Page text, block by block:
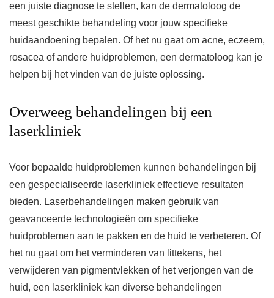
een juiste diagnose te stellen, kan de dermatoloog de
meest geschikte behandeling voor jouw specifieke
huidaandoening bepalen. Of het nu gaat om acne, eczeem,
rosacea of andere huidproblemen, een dermatoloog kan je
helpen bij het vinden van de juiste oplossing.
Overweeg behandelingen bij een
laserkliniek
Voor bepaalde huidproblemen kunnen behandelingen bij
een gespecialiseerde laserkliniek effectieve resultaten
bieden. Laserbehandelingen maken gebruik van
geavanceerde technologieën om specifieke
huidproblemen aan te pakken en de huid te verbeteren. Of
het nu gaat om het verminderen van littekens, het
verwijderen van pigmentvlekken of het verjongen van de
huid, een laserkliniek kan diverse behandelingen